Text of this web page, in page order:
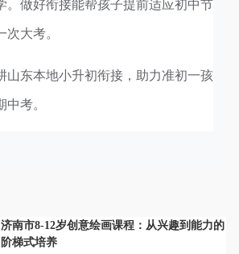
。做好衔接能帮孩子提前适应初中节
大考。
山东本地小升初衔接，助力准初一孩
考。
济南市8-12岁创意绘画课程：从兴趣到能力的
阶梯式培养